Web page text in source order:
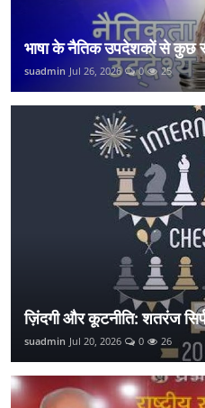
भाषा के नैतिक उपदेशकों से कुछ
suadmin Jul 26, 2026 0 25
ज़िंदगी और कूटनीति: शतरंज
suadmin Jul 20, 2026 0 26